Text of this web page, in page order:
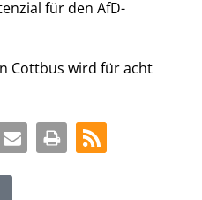
für den AfD-
Cottbus wird für acht